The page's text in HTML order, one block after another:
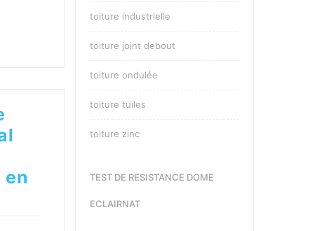
toiture industrielle
toiture joint debout
toiture ondulée
toiture tuiles
toiture zinc
TEST DE RESISTANCE DOME
ECLAIRNAT